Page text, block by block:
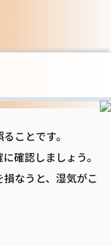
ことです。
確認しましょう。
なうと、湿気がこ